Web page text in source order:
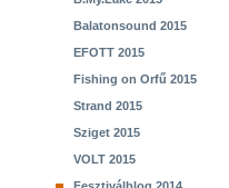
Balatonsound 2015
EFOTT 2015
Fishing on Orfű 2015
Strand 2015
Sziget 2015
VOLT 2015